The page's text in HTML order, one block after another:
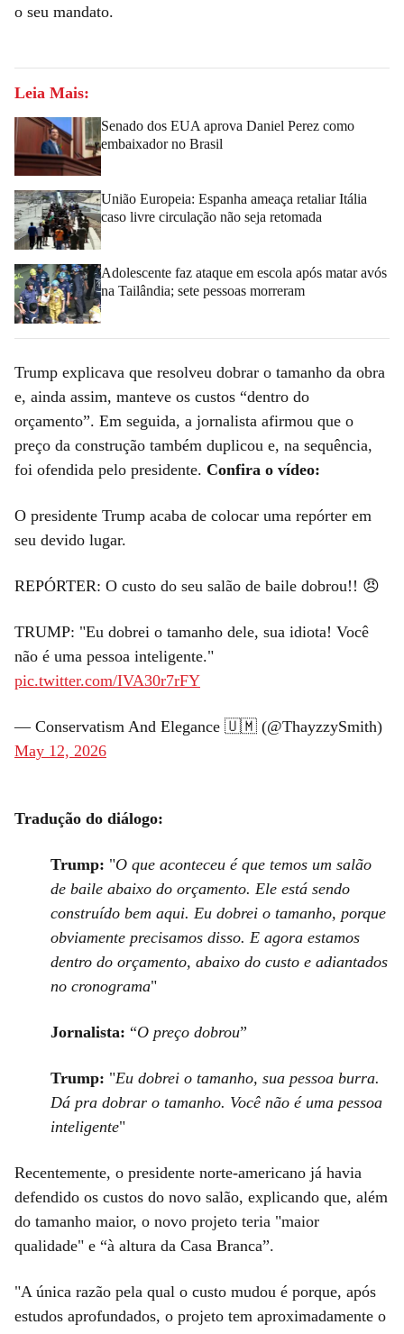
o seu mandato.
Leia Mais:
Senado dos EUA aprova Daniel Perez como
embaixador no Brasil
União Europeia: Espanha ameaça retaliar Itália
caso livre circulação não seja retomada
Adolescente faz ataque em escola após matar avós
na Tailândia; sete pessoas morreram
Trump explicava que resolveu dobrar o tamanho da obra
e, ainda assim, manteve os custos “dentro do
orçamento”. Em seguida, a jornalista afirmou que o
preço da construção também duplicou e, na sequência,
foi ofendida pelo presidente. Confira o vídeo:
O presidente Trump acaba de colocar uma repórter em
seu devido lugar.
REPÓRTER: O custo do seu salão de baile dobrou!! 😠
TRUMP: "Eu dobrei o tamanho dele, sua idiota! Você
não é uma pessoa inteligente."
pic.twitter.com/IVA30r7rFY
— Conservatism And Elegance 🇺🇲 (@ThayzzySmith)
May 12, 2026
Tradução do diálogo:
Trump: "O que aconteceu é que temos um salão
de baile abaixo do orçamento. Ele está sendo
construído bem aqui. Eu dobrei o tamanho, porque
obviamente precisamos disso. E agora estamos
dentro do orçamento, abaixo do custo e adiantados
no cronograma"
Jornalista: “O preço dobrou”
Trump: "Eu dobrei o tamanho, sua pessoa burra.
Dá pra dobrar o tamanho. Você não é uma pessoa
inteligente"
Recentemente, o presidente norte-americano já havia
defendido os custos do novo salão, explicando que, além
do tamanho maior, o novo projeto teria "maior
qualidade" e “à altura da Casa Branca”.
"A única razão pela qual o custo mudou é porque, após
estudos aprofundados, o projeto tem aproximadamente o